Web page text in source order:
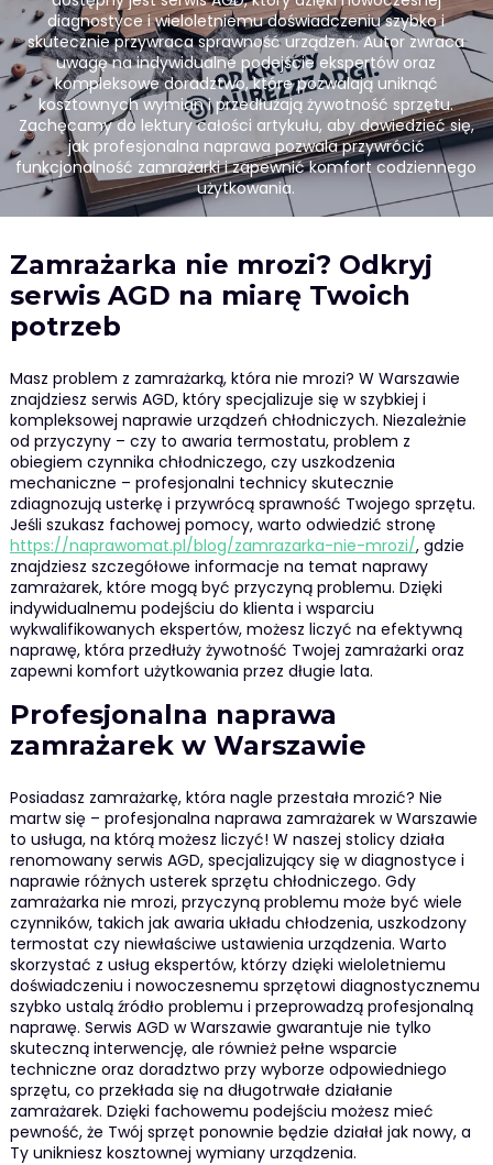
diagnostyce i wieloletniemu doświadczeniu szybko i
skutecznie przywraca sprawność urządzeń. Autor zwraca
uwagę na indywidualne podejście ekspertów oraz
kompleksowe doradztwo, które pozwalają uniknąć
kosztownych wymian i przedłużają żywotność sprzętu.
Zachęcamy do lektury całości artykułu, aby dowiedzieć się,
jak profesjonalna naprawa pozwala przywrócić
funkcjonalność zamrażarki i zapewnić komfort codziennego
użytkowania.
Zamrażarka nie mrozi? Odkryj
serwis AGD na miarę Twoich
potrzeb
Masz problem z zamrażarką, która nie mrozi? W Warszawie
znajdziesz serwis AGD, który specjalizuje się w szybkiej i
kompleksowej naprawie urządzeń chłodniczych. Niezależnie
od przyczyny – czy to awaria termostatu, problem z
obiegiem czynnika chłodniczego, czy uszkodzenia
mechaniczne – profesjonalni technicy skutecznie
zdiagnozują usterkę i przywrócą sprawność Twojego sprzętu.
Jeśli szukasz fachowej pomocy, warto odwiedzić stronę
https://naprawomat.pl/blog/zamrazarka-nie-mrozi/, gdzie
znajdziesz szczegółowe informacje na temat naprawy
zamrażarek, które mogą być przyczyną problemu. Dzięki
indywidualnemu podejściu do klienta i wsparciu
wykwalifikowanych ekspertów, możesz liczyć na efektywną
naprawę, która przedłuży żywotność Twojej zamrażarki oraz
zapewni komfort użytkowania przez długie lata.
Profesjonalna naprawa
zamrażarek w Warszawie
Posiadasz zamrażarkę, która nagle przestała mrozić? Nie
martw się – profesjonalna naprawa zamrażarek w Warszawie
to usługa, na którą możesz liczyć! W naszej stolicy działa
renomowany serwis AGD, specjalizujący się w diagnostyce i
naprawie różnych usterek sprzętu chłodniczego. Gdy
zamrażarka nie mrozi, przyczyną problemu może być wiele
czynników, takich jak awaria układu chłodzenia, uszkodzony
termostat czy niewłaściwe ustawienia urządzenia. Warto
skorzystać z usług ekspertów, którzy dzięki wieloletniemu
doświadczeniu i nowoczesnemu sprzętowi diagnostycznemu
szybko ustalą źródło problemu i przeprowadzą profesjonalną
naprawę. Serwis AGD w Warszawie gwarantuje nie tylko
skuteczną interwencję, ale również pełne wsparcie
techniczne oraz doradztwo przy wyborze odpowiedniego
sprzętu, co przekłada się na długotrwałe działanie
zamrażarek. Dzięki fachowemu podejściu możesz mieć
pewność, że Twój sprzęt ponownie będzie działał jak nowy, a
Ty unikniesz kosztownej wymiany urządzenia.